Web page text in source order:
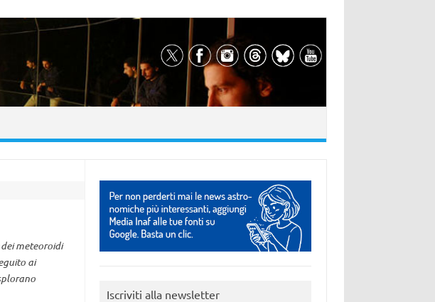
meteoroidi
ai
Iscriviti alla newsletter